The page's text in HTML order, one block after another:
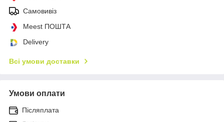
Самовивіз
Meest ПОШТА
Delivery
Всі умови доставки
Умови оплати
Післяплата